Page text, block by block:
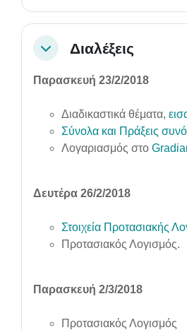
CollapseΔιαλέξεις
Παρασκευή 23/2/2018
Διαδικαστικά θέματα,
Σύνολα και Πράξεις
Λογαριασμός στο
Δευτέρα 26/2/2018
Στοιχεία Προτασιακής
Προτασιακός Λογισμός.
Παρασκευή 2/3/2018
Προτασιακός Λογισμός